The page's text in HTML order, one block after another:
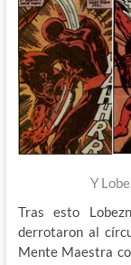
Y
Tras esto
derrotaron al
Mente Maestra